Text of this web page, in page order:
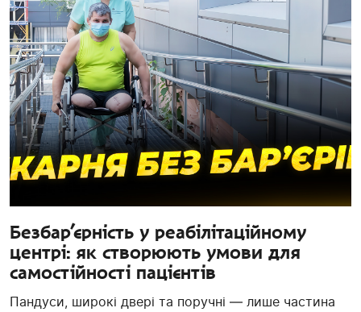
Безбар’єрність у реабілітаційному
центрі: як створюють умови для
самостійності пацієнтів
Пандуси, широкі двері та поручні — лише частина